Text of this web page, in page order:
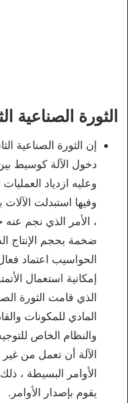
الثورة الصناعية
إن الثورة الصناعية
دخول الآلة كوسيط
وعليه ازدياد
وفيها استبدلت
، الأمر الذي نجم
ضخمة بحجم الإنتاج
الحواسيب اعتماد
إمكانية استعمال
الذي قامت الثورة
المادي للمكونات
والنظام الخاص
الآلة أن تعمل من
الأوامر البسيطة ،
يقوم بإصدار الأوامر.